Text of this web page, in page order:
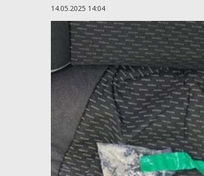
14.05.2025 14:04